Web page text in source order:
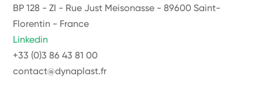
BP 128 - ZI - Rue Just Meisonasse - 89600 Saint-
Florentin - France
Linkedin
+33 (0)3 86 43 81 00
contact@dynaplast.fr